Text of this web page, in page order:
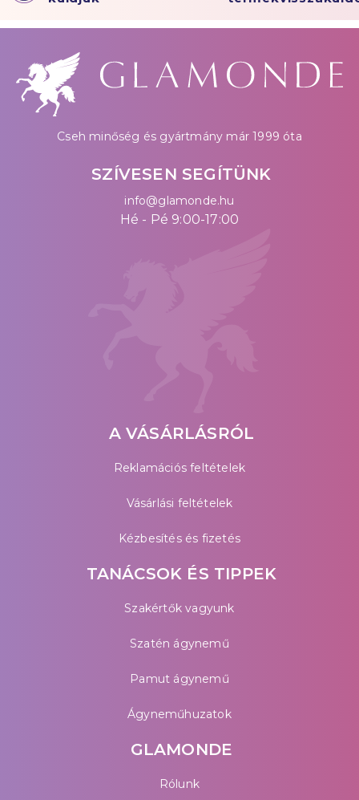
Cseh minőség és gyártmány már 1999 óta
SZÍVESEN SEGÍTÜNK
info@glamonde.hu
Hé - Pé 9:00-17:00
A VÁSÁRLÁSRÓL
Reklamációs feltételek
Vásárlási feltételek
Kézbesítés és fizetés
TANÁCSOK ÉS TIPPEK
Szakértők vagyunk
Szatén ágynemű
Pamut ágynemű
Ágyneműhuzatok
GLAMONDE
Rólunk